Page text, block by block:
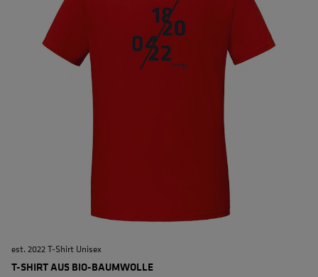
est. 2022 T-Shirt Unisex
T-SHIRT AUS BIO-BAUMWOLLE